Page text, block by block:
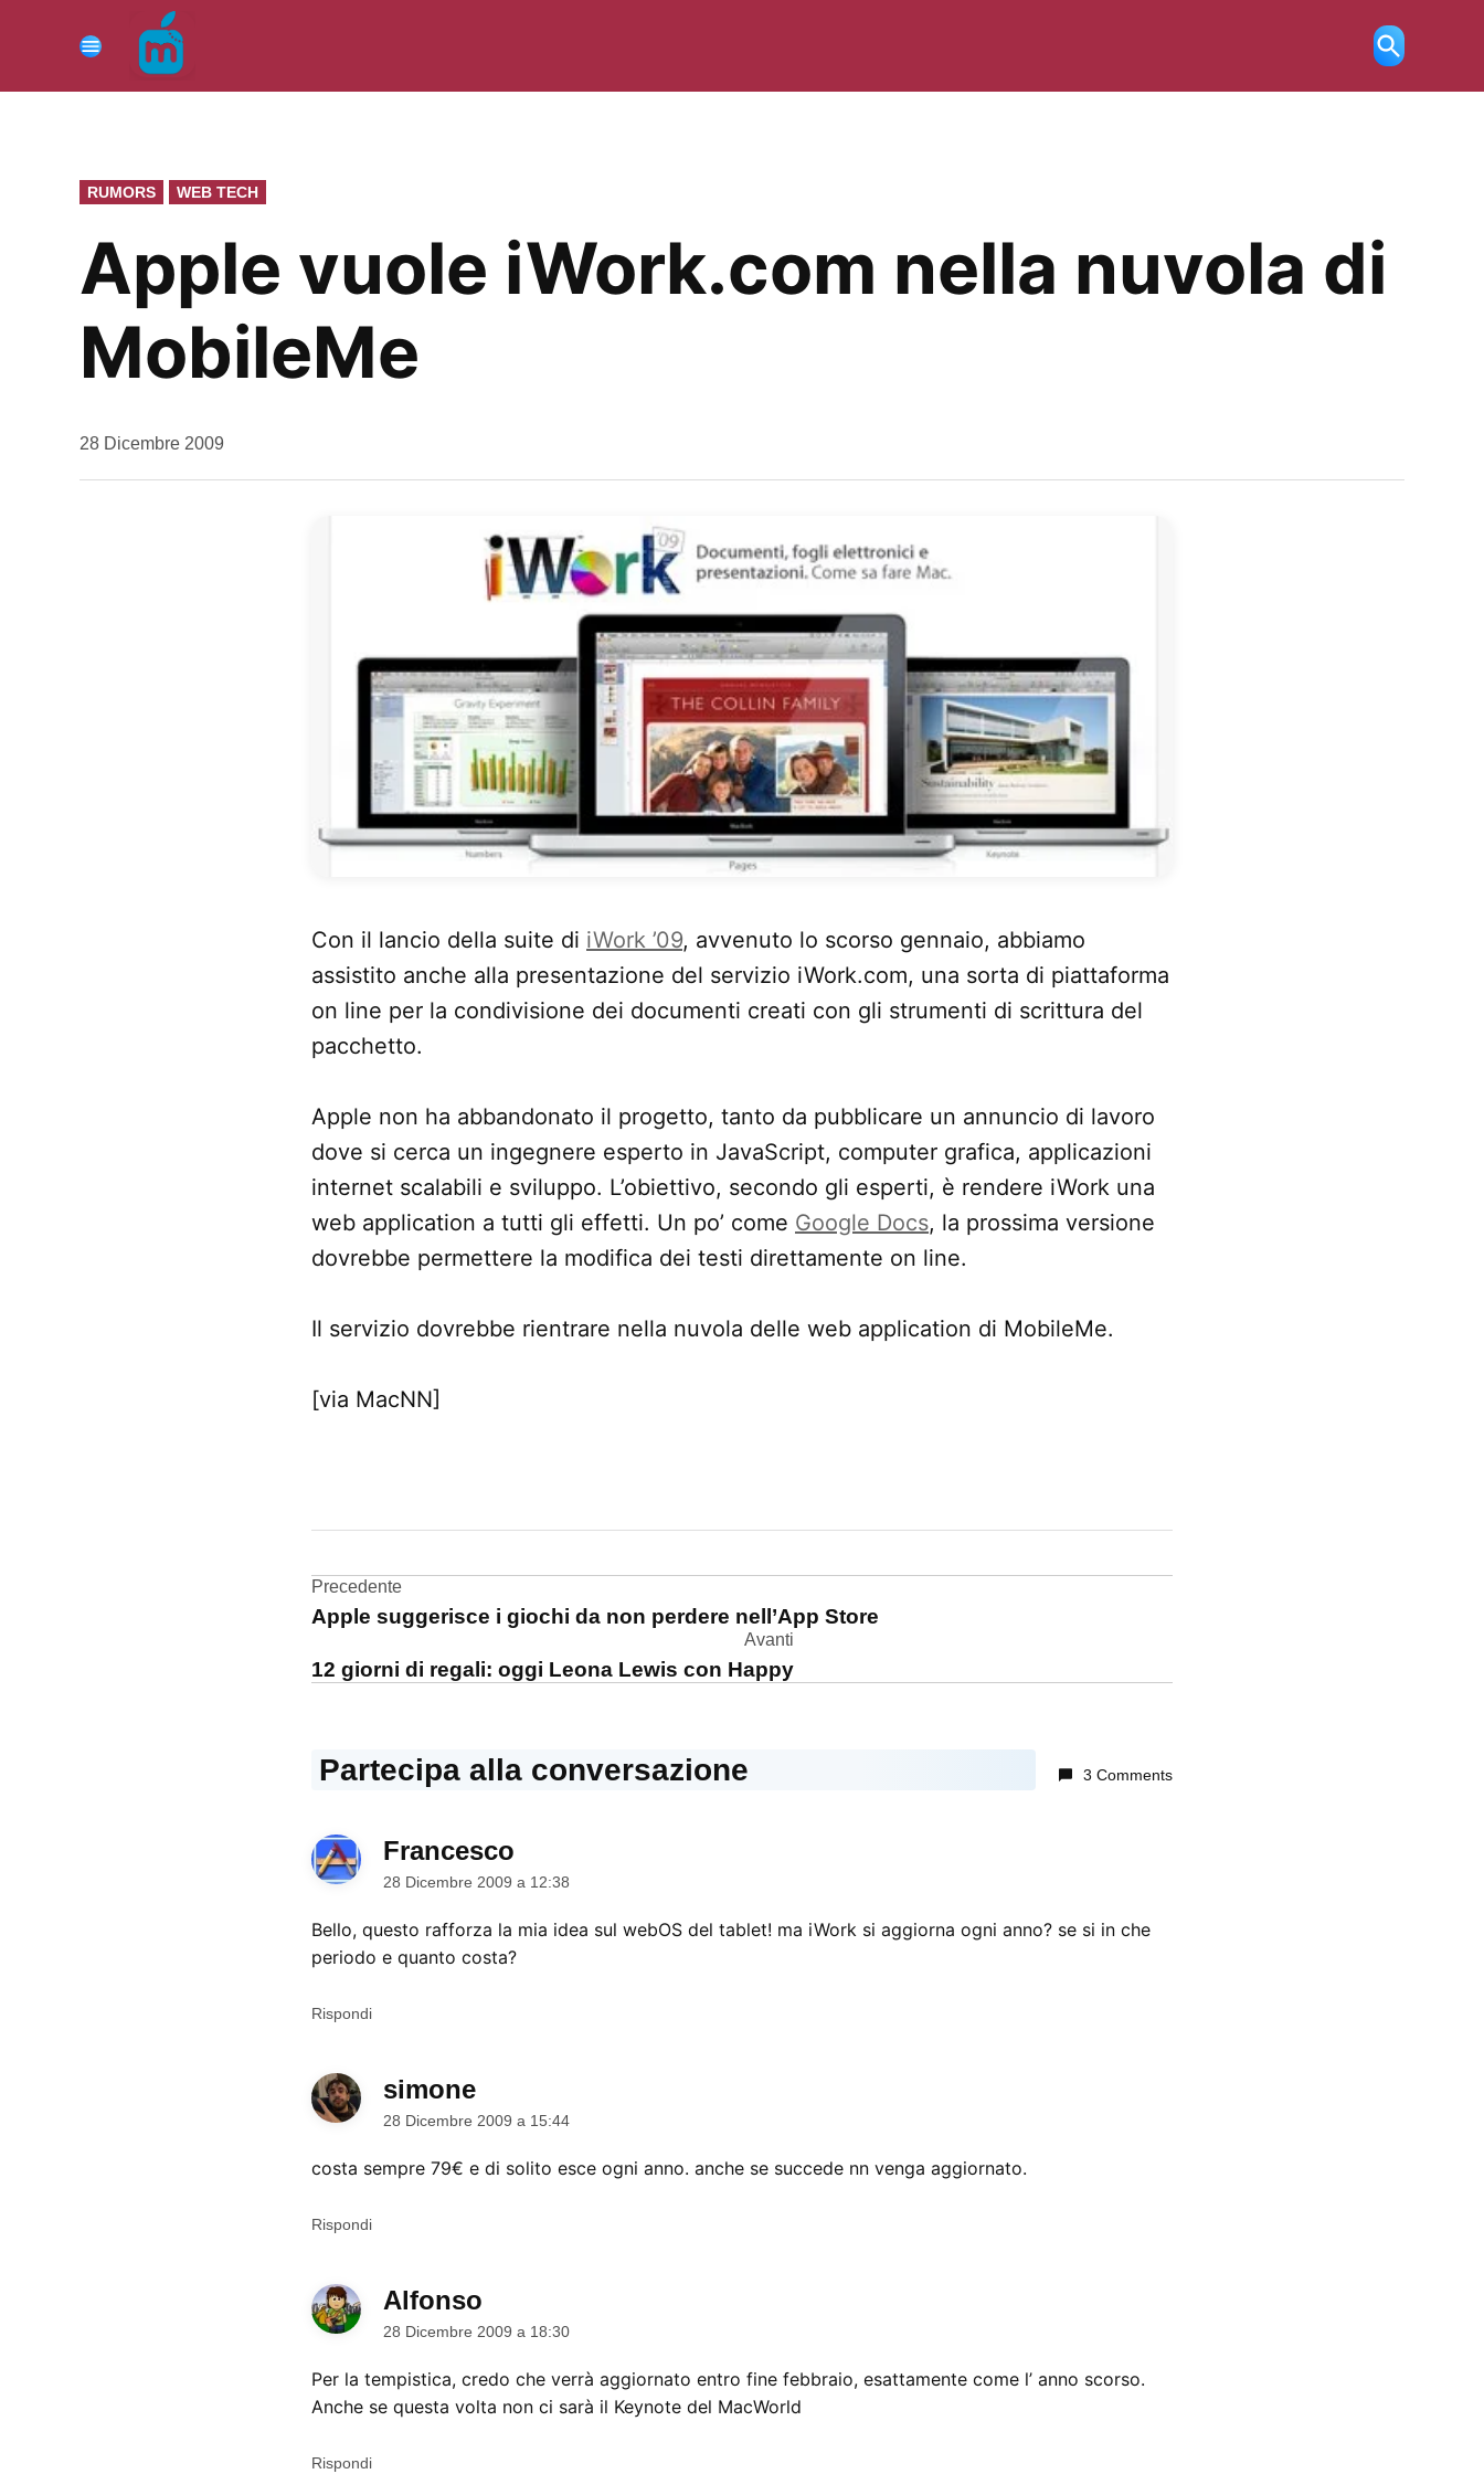
contenuto
Menu
Ricerca
aperta
PUBBLICATO
IN
RUMORS WEB TECH
Apple vuole iWork.com nella nuvola di
MobileMe
da
28 Dicembre 2009
Con il lancio della suite di iWork ’09, avvenuto lo scorso gennaio, abbiamo
assistito anche alla presentazione del servizio iWork.com, una sorta di piattaforma
on line per la condivisione dei documenti creati con gli strumenti di scrittura del
pacchetto.
Apple non ha abbandonato il progetto, tanto da pubblicare un annuncio di lavoro
dove si cerca un ingegnere esperto in JavaScript, computer grafica, applicazioni
internet scalabili e sviluppo. L’obiettivo, secondo gli esperti, è rendere iWork una
web application a tutti gli effetti. Un po’ come Google Docs, la prossima versione
dovrebbe permettere la modifica dei testi direttamente on line.
Il servizio dovrebbe rientrare nella nuvola delle web application di MobileMe.
[via MacNN]
MobileMe
Navigazione
Precedente
Apple suggerisce i giochi da non perdere nell’App Store
Avanti
12 giorni di regali: oggi Leona Lewis con Happy
Partecipa alla conversazione 3 Comments
Francesco
28 Dicembre 2009 a 12:38
Bello, questo rafforza la mia idea sul webOS del tablet! ma iWork si aggiorna ogni anno? se si in che
periodo e quanto costa?
Rispondi
simonedice:
28 Dicembre 2009 a 15:44
costa sempre 79€ e di solito esce ogni anno. anche se succede nn venga aggiornato.
Rispondi
Alfonso
28 Dicembre 2009 a 18:30
Per la tempistica, credo che verrà aggiornato entro fine febbraio, esattamente come l’ anno scorso.
Anche se questa volta non ci sarà il Keynote del MacWorld
Rispondi